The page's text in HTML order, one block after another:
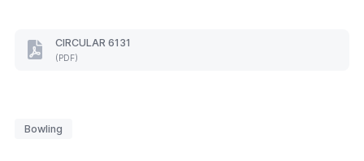
CIRCULAR 6131
(PDF)
CIRCULAR
Bowling